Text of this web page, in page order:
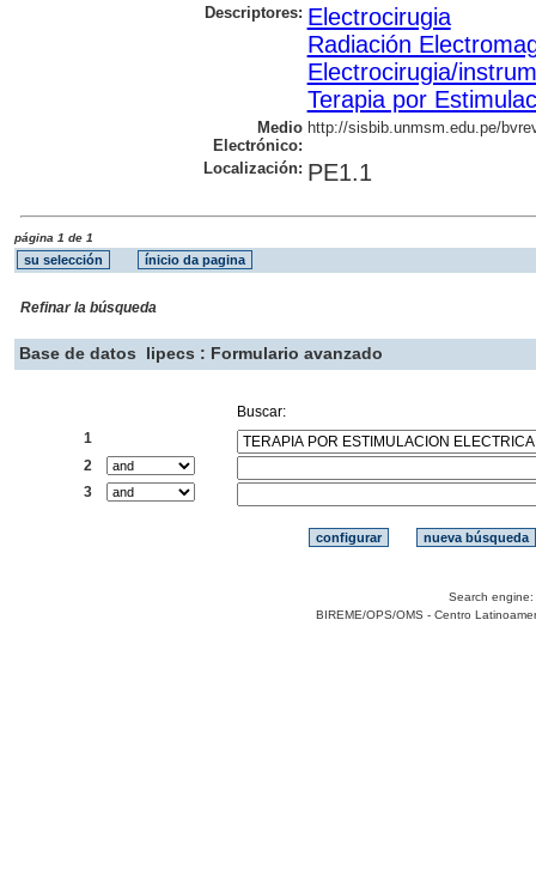
Descriptores: Electrocirugia
Radiación
Electrocirugia/
Terapia por
Medio
Electrónico:
http://sisbib.unmsm.edu.pe/
Localización: PE1.1
página 1 de 1
Refinar la búsqueda
Base de datos lipecs : Formulario avanzado
Buscar:
1
2
3
Search engine:
BIREME/OPS/OMS - Centro